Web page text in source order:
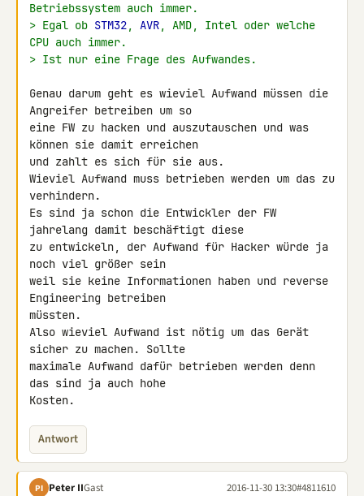
Betriebssystem auch immer.
> Egal ob STM32, AVR, AMD, Intel oder welche
CPU auch immer.
> Ist nur eine Frage des Aufwandes.
Genau darum geht es wieviel Aufwand müssen die
Angreifer betreiben um so
eine FW zu hacken und auszutauschen und was
können sie damit erreichen
und zahlt es sich für sie aus.
Wieviel Aufwand muss betrieben werden um das zu
verhindern.
Es sind ja schon die Entwickler der FW
jahrelang damit beschäftigt diese
zu entwickeln, der Aufwand für Hacker würde ja
noch viel größer sein
weil sie keine Informationen haben und reverse
Engineering betreiben
müssten.
Also wieviel Aufwand ist nötig um das Gerät
sicher zu machen. Sollte
maximale Aufwand dafür betrieben werden denn
das sind ja auch hohe
Kosten.
Antwort
PI Peter IIGast 2016-11-30 13:30#4811610